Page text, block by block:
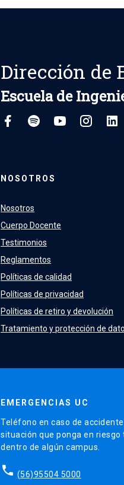
Dirección de
Escuela de
NOSOTROS
Nosotros
Cuerpo Docente
Testimonios
Reglamentos
Políticas de calidad
Políticas de privacidad
Políticas de retiro y devolución
Tratamiento y protección de
EMERGENCIAS UC
Teléfono en caso de accidente
situación que ponga en riesgo
dentro de algún campus.
phone (56)95504 5000